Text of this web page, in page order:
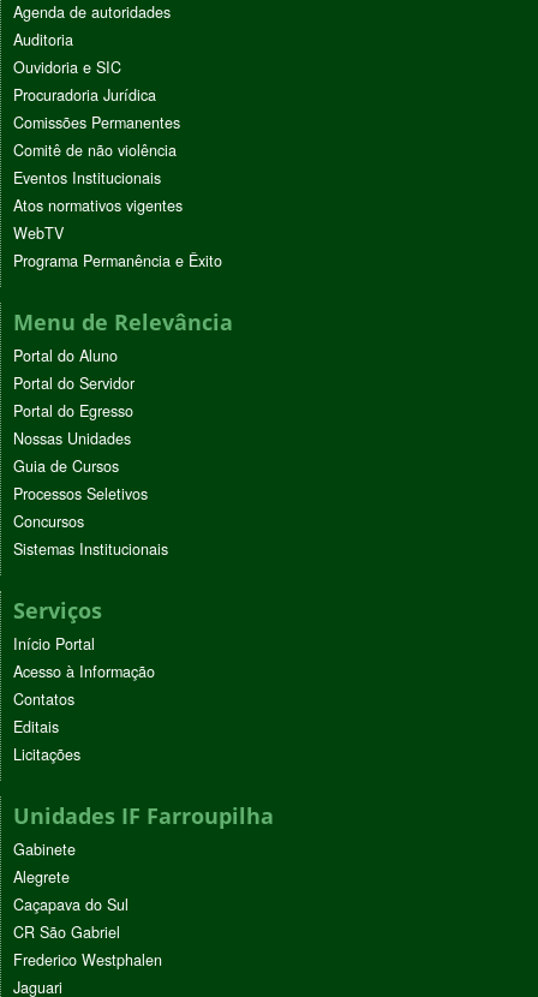
Agenda de autoridades
Auditoria
Ouvidoria e SIC
Procuradoria Jurídica
Comissões Permanentes
Comitê de não violência
Eventos Institucionais
Atos normativos vigentes
WebTV
Programa Permanência e Êxito
Menu de Relevância
Portal do Aluno
Portal do Servidor
Portal do Egresso
Nossas Unidades
Guia de Cursos
Processos Seletivos
Concursos
Sistemas Institucionais
Serviços
Início Portal
Acesso à Informação
Contatos
Editais
Licitações
Unidades IF Farroupilha
Gabinete
Alegrete
Caçapava do Sul
CR São Gabriel
Frederico Westphalen
Jaguari